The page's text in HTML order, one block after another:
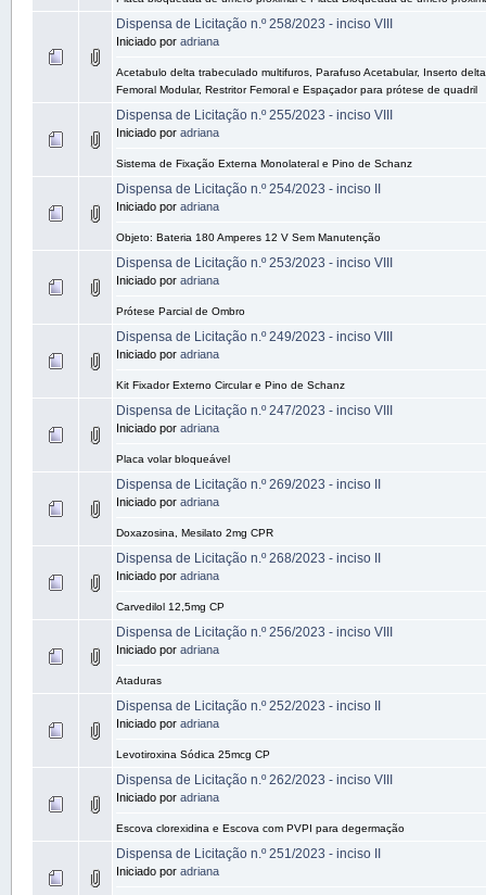
Dispensa de Licitação n.º 258/2023 - inciso VIII
Iniciado por adriana
Acetabulo delta trabeculado multifuros, Parafuso Acetabular, Inserto
Femoral Modular, Restritor Femoral e Espaçador para prótese de quadril
Dispensa de Licitação n.º 255/2023 - inciso VIII
Iniciado por adriana
Sistema de Fixação Externa Monolateral e Pino de Schanz
Dispensa de Licitação n.º 254/2023 - inciso II
Iniciado por adriana
Objeto: Bateria 180 Amperes 12 V Sem Manutenção
Dispensa de Licitação n.º 253/2023 - inciso VIII
Iniciado por adriana
Prótese Parcial de Ombro
Dispensa de Licitação n.º 249/2023 - inciso VIII
Iniciado por adriana
Kit Fixador Externo Circular e Pino de Schanz
Dispensa de Licitação n.º 247/2023 - inciso VIII
Iniciado por adriana
Placa volar bloqueável
Dispensa de Licitação n.º 269/2023 - inciso II
Iniciado por adriana
Doxazosina, Mesilato 2mg CPR
Dispensa de Licitação n.º 268/2023 - inciso II
Iniciado por adriana
Carvedilol 12,5mg CP
Dispensa de Licitação n.º 256/2023 - inciso VIII
Iniciado por adriana
Ataduras
Dispensa de Licitação n.º 252/2023 - inciso II
Iniciado por adriana
Levotiroxina Sódica 25mcg CP
Dispensa de Licitação n.º 262/2023 - inciso VIII
Iniciado por adriana
Escova clorexidina e Escova com PVPI para degermação
Dispensa de Licitação n.º 251/2023 - inciso II
Iniciado por adriana